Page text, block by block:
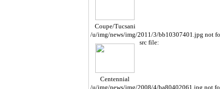
Coupe/Tucsani
/u/img/news/img/2011/3/bb10307401.jpg not
Centennial
src file:
/u/img/news/img/2008/4/ba80402061.jpg not